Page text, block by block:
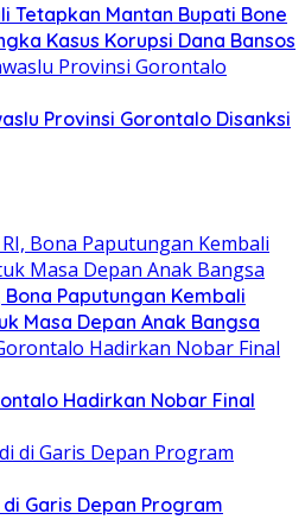
Tetapkan Mantan Bupati Bone
Kasus Korupsi Dana Bansos
Provinsi Gorontalo Disanksi
Bona Paputungan Kembali
Masa Depan Anak Bangsa
Hadirkan Nobar Final
Garis Depan Program